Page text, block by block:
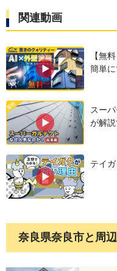
新規屋根材はアイジ
です。断熱材一体型
テイガクでも人気の
関連動画
【無
簡単
スー
が解説
テイ
奈良県奈良市と周